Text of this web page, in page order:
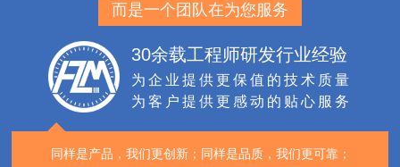
而是一个团队在为您服务
30余载工程师研发行业经验
为企业提供更保值的技术质量
为客户提供更感动的贴心服务
同样是产品，我们更创新； 同样是品质，我们更可靠；